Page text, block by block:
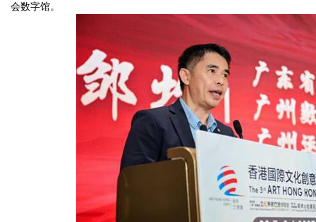
会数字馆。